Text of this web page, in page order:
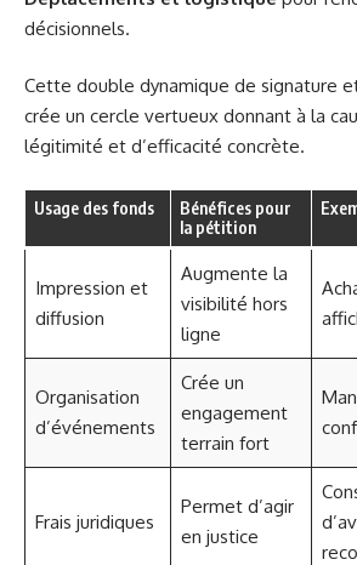
décisionnels.
Cette double dynamique de signature
crée un cercle vertueux donnant à la
légitimité et d’efficacité concrète.
Usage des fonds
Bénéfices pour
la pétition
Impression et
diffusion
Augmente la
visibilité hors
ligne
Organisation
d’événements
Crée un
engagement
terrain fort
Frais juridiques
Permet d’agir
en justice